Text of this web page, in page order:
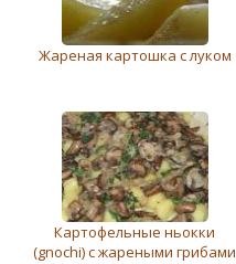
Жареная картошка с луком
Картофельные ньокки
(gnochi) с жареными грибами